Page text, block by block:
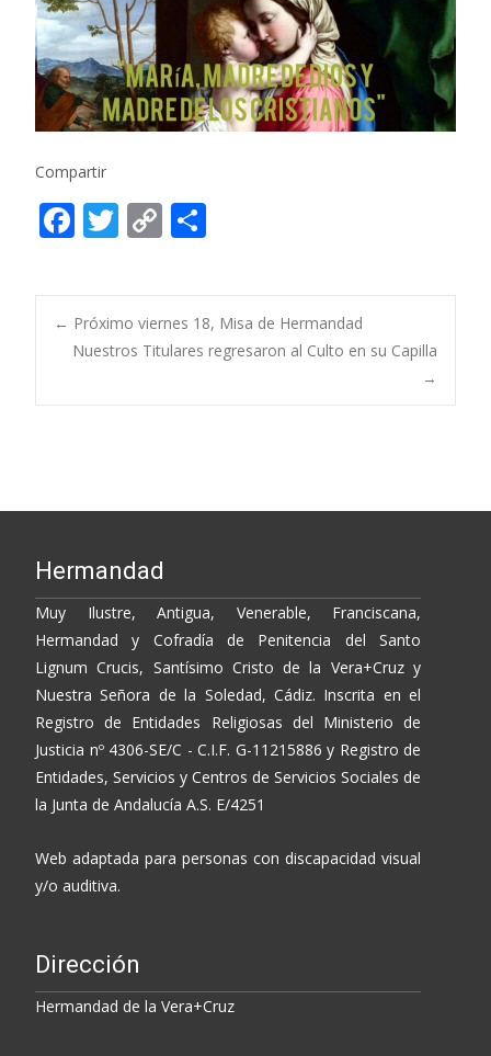
Compartir
F
e
b
o
o
T
itt
er
C
p
y
Li
n
m
p
ar
ti
Post
navigation
← Próximo viernes 18, Misa de Hermandad
Nuestros Titulares regresaron al Culto en su Capilla
→
Hermandad
Muy Ilustre, Antigua, Venerable, Franciscana,
Hermandad y Cofradía de Penitencia del Santo
Lignum Crucis, Santísimo Cristo de la Vera+Cruz y
Nuestra Señora de la Soledad, Cádiz. Inscrita en el
Registro de Entidades Religiosas del Ministerio de
Justicia nº 4306-SE/C - C.I.F. G-11215886 y Registro de
Entidades, Servicios y Centros de Servicios Sociales de
la Junta de Andalucía A.S. E/4251
Web adaptada para personas con discapacidad visual
y/o auditiva.
Dirección
Hermandad de la Vera+Cruz